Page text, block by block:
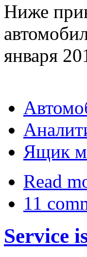
Ниже
января
Ящик
Read
11
Service